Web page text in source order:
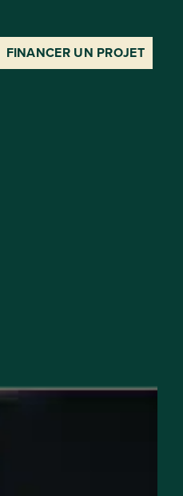
FINANCER UN PROJET